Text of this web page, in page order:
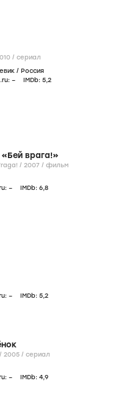
/ сериал
/ Россия
– IMDb: 5,2
врага!»
Agitbrigada 'Bei Vraga! / 2007 / фильм
– IMDb: 6,8
– IMDb: 5,2
Zolotoy telyonok / 2005 / сериал
– IMDb: 4,9